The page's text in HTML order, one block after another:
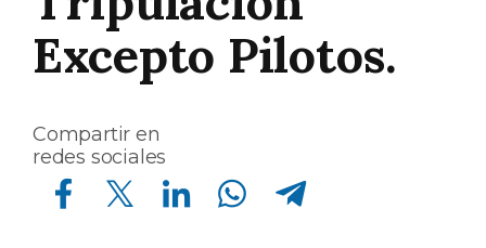
Excepto Pilotos.
Compartir en
redes sociales
Compartir en Facebook Compartir en Twitter Compartir en Linkedin Compartir en Whatsapp Compartir en Telegram